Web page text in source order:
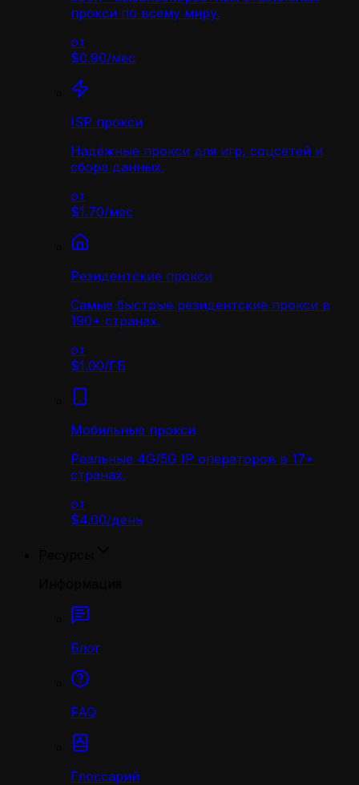
прокси по всему миру.
от
$0.90/мес
ISP прокси
Надёжные прокси для игр, соцсетей и
сбора данных.
от
$1.70/мес
Резидентские прокси
Самые быстрые резидентские прокси в
190+ странах.
от
$1.00/ГБ
Мобильные прокси
Реальные 4G/5G IP операторов в 17+
странах.
от
$4.00/день
Блог
FAQ
Глоссарий